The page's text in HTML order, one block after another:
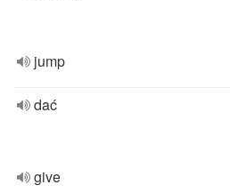
jump
dać
give